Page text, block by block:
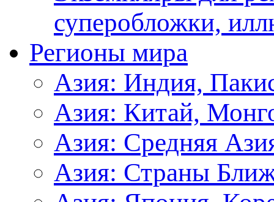
суперобложки,
Регионы мира
Азия: Индия,
Азия: Китай,
Азия: Средняя
Азия: Страны